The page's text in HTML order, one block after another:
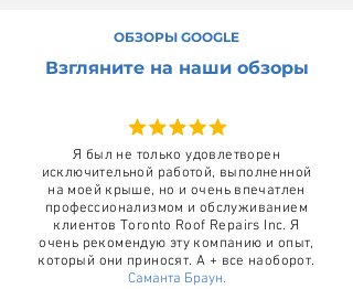
ОБЗОРЫ GOOGLE
Взгляните на наши обзоры
Я был не только удовлетворен
исключительной работой, выполненной
на моей крыше, но и очень впечатлен
профессионализмом и обслуживанием
клиентов Toronto Roof Repairs Inc. Я
очень рекомендую эту компанию и опыт,
который они приносят. А + все наоборот.
Саманта Браун.